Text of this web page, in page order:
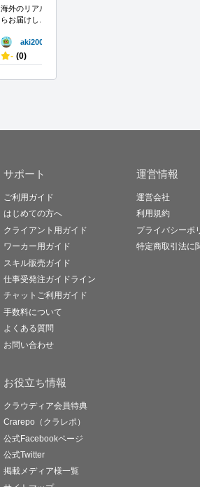
海外のリアルを現地か
らお届けし...
aki200..
- (0)
サポート
ご利用ガイド
はじめての方へ
クライアント用ガイド
ワーカー用ガイド
スキル販売ガイド
仕事受発注ガイドライン
チャットご利用ガイド
手数料について
よくある質問
お問い合わせ
お役立ち情報
クラウディア会員特典
Crarepo（クラレポ）
公式Facebookページ
公式Twitter
掲載メディア様一覧
運営情報
運営会社
利用規約
プライバシーポ
特定商取引法に